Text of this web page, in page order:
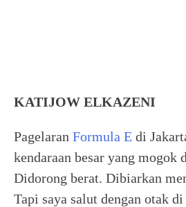
KATIJOW ELKAZENI
Pagelaran Formula E di
kendaraan besar yang mogok
Didorong berat. Dibiarkan
Tapi saya salut dengan otak